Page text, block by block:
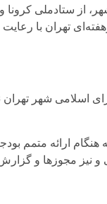
از ستادملی
تهران با
اسلامی شهر
نیز مجوزها و